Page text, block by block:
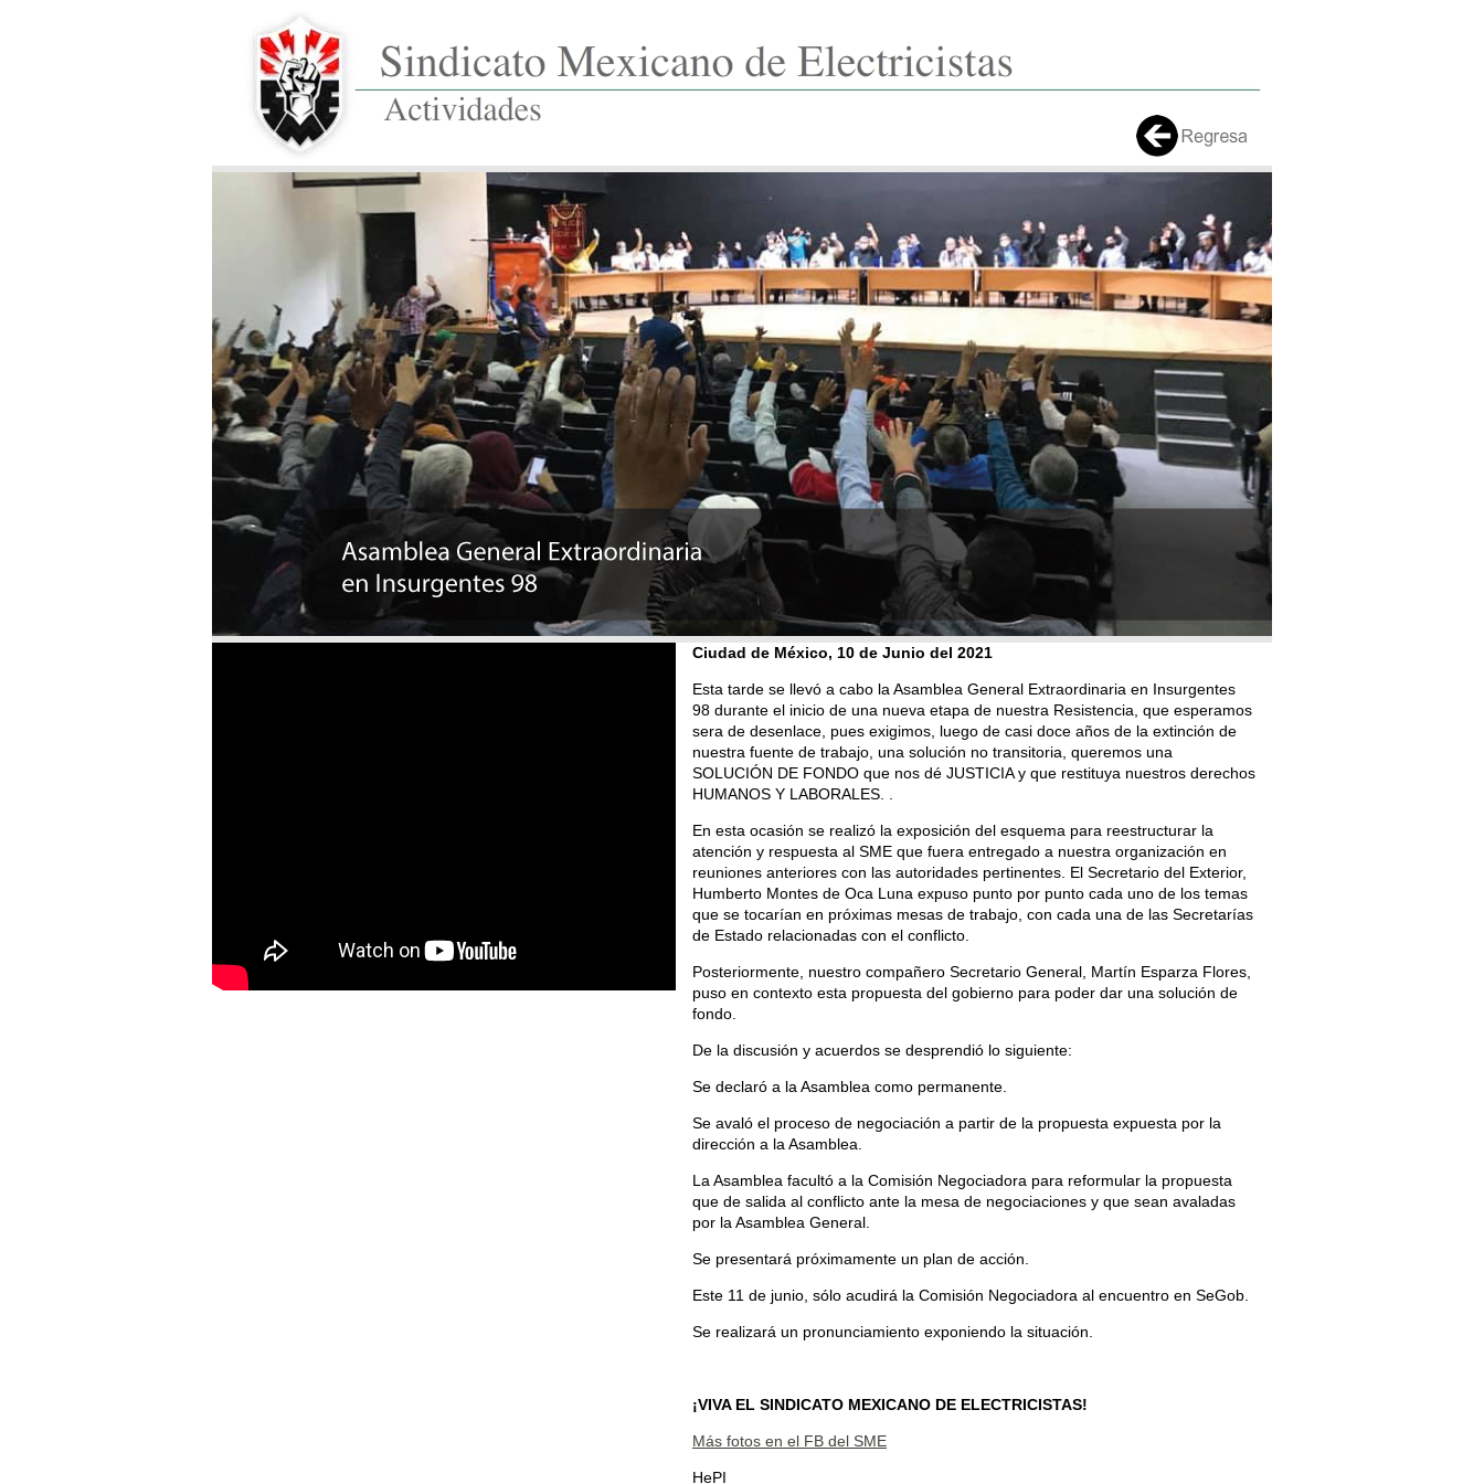
Ciudad de México, 10 de Junio del 2021
Esta tarde se llevó a cabo la Asamblea General Extraordinaria en Insurgentes
98 durante el inicio de una nueva etapa de nuestra Resistencia, que esperamos
sera de desenlace, pues exigimos, luego de casi doce años de la extinción de
nuestra fuente de trabajo, una solución no transitoria, queremos una
SOLUCIÓN DE FONDO que nos dé JUSTICIA y que restituya nuestros derechos
HUMANOS Y LABORALES. .
En esta ocasión se realizó la exposición del esquema para reestructurar la
atención y respuesta al SME que fuera entregado a nuestra organización en
reuniones anteriores con las autoridades pertinentes. El Secretario del Exterior,
Humberto Montes de Oca Luna expuso punto por punto cada uno de los temas
que se tocarían en próximas mesas de trabajo, con cada una de las Secretarías
de Estado relacionadas con el conflicto.
Posteriormente, nuestro compañero Secretario General, Martín Esparza Flores,
puso en contexto esta propuesta del gobierno para poder dar una solución de
fondo.
De la discusión y acuerdos se desprendió lo siguiente:
Se declaró a la Asamblea como permanente.
Se avaló el proceso de negociación a partir de la propuesta expuesta por la
dirección a la Asamblea.
La Asamblea facultó a la Comisión Negociadora para reformular la propuesta
que de salida al conflicto ante la mesa de negociaciones y que sean avaladas
por la Asamblea General.
Se presentará próximamente un plan de acción.
Este 11 de junio, sólo acudirá la Comisión Negociadora al encuentro en SeGob.
Se realizará un pronunciamiento exponiendo la situación.
¡VIVA EL SINDICATO MEXICANO DE ELECTRICISTAS!
Más fotos en el FB del SME
HePI